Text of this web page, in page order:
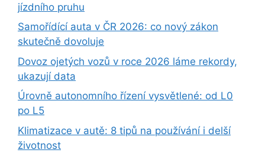
jízdního pruhu
Samořídící auta v ČR 2026: co nový zákon
skutečně dovoluje
Dovoz ojetých vozů v roce 2026 láme rekordy,
ukazují data
Úrovně autonomního řízení vysvětlené: od L0
po L5
Klimatizace v autě: 8 tipů na používání i delší
životnost